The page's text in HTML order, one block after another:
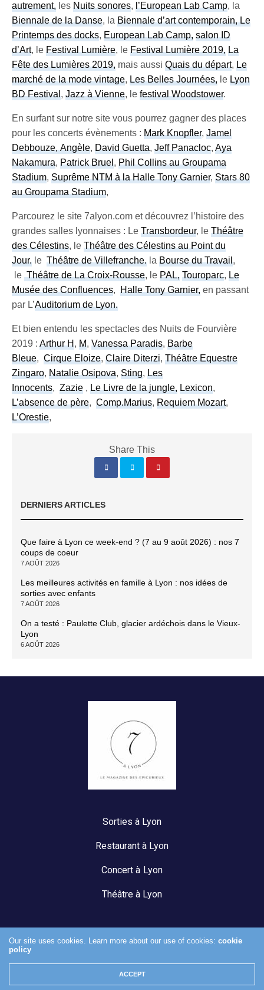
autrement, lesNuits sonores,l’European Lab Camp, la
Biennale de la Danse, laBiennale d’art contemporain,Le
Printemps des docks,European Lab Camp, salon ID
d’Art, leFestival Lumière, leFestival Lumière 2019, La
Fête des Lumières 2019, mais aussiQuais du départ,Le
marché de la mode vintage,Les Belles Journées, leLyon
BD Festival,Jazz à Vienne, lefestival Woodstower.
En surfant sur notre site vous pourrez gagner des places
pour les concerts évènements :Mark Knopfler,Jamel
Debbouze,Angèle,David Guetta,Jeff Panacloc,Aya
Nakamura,Patrick Bruel,Phil Collins au Groupama
Stadium,Suprême NTM à la Halle Tony Garnier,Stars 80
au Groupama Stadium,
Parcourez le site 7alyon.com et découvrez l’histoire des
grandes salles lyonnaises : LeTransbordeur, leThéâtre
des Célestins, leThéâtre des Célestins au Point du
Jour. leThéâtre de Villefranche. laBourse du Travail,
leThéâtre de La Croix-Rousse, lePAL, Touroparc,Le
Musée des Confluences,Halle Tony Garnier, en passant
par L’Auditorium de Lyon.
Et bien entendu les spectacles des Nuits de Fourvière
2019 :Arthur H,M,Vanessa Paradis,Barbe
Bleue,Cirque Eloize,Claire Diterzi,Théâtre Equestre
Zingaro,Natalie Osipova,Sting,Les
Innocents,Zazie ,Le Livre de la jungle, Lexicon,
L’absence de père,Comp.Marius,Requiem Mozart,
L’Orestie,
Share This
DERNIERS ARTICLES
Que faire à Lyon ce week-end ? (7 au 9 août 2026) : nos 7
coups de coeur
7 AOÛT 2026
Les meilleures activités en famille à Lyon : nos idées de
sorties avec enfants
7 AOÛT 2026
On a testé : Paulette Club, glacier ardéchois dans le Vieux-
Lyon
6 AOÛT 2026
Sorties à Lyon
Restaurant à Lyon
Concert à Lyon
Théâtre à Lyon
Mentions légales
Our site uses cookies. Learn more about our use of cookies:cookie
policy
ACCEPT